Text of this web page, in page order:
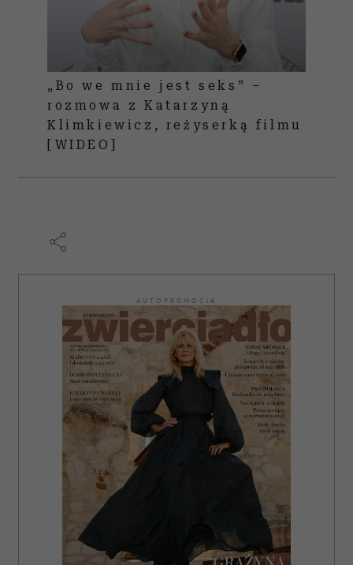
„Bo we mnie jest seks” –
rozmowa z Katarzyną
Klimkiewicz, reżyserką filmu
[WIDEO]
AUTOPROMOCJA